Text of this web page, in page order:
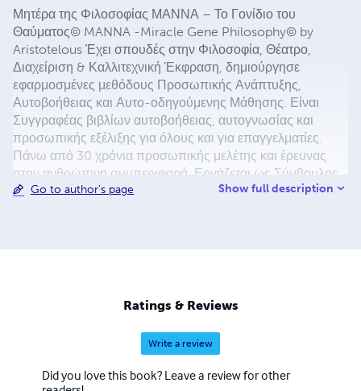
Μητέρα της Φιλοσοφίας ΜΑΝΝΑ – Το Γονίδιο του
Θαύματος© MANNA -Miracle Gene Philosophy© by
Aristotelous Έχει σπουδές στην Φιλοσοφία, Θέατρο,
Διαχείριση & Καλλιτεχνική Έκφραση, δημιούργησε
εφαρμοσμένες μεθόδους Προσωπικής Ανάπτυξης,
Αυτοβοήθειας και Αυτο-οδηγούμενης Μάθησης. Είναι
Συγγραφέας βιβλίων αυτοβοήθειας, αυτογνωσίας και
προσωπικής εξέλιξης για όλους και για επαγγελματίες.
Πάνω από 30 χρόνια προσωπικής μελέτης και έρευνας
στην ανθρώπινη συμπεριφορά. Εργάζεται ως Σύμβουλος
Φιλοσοφίας από 25000 ώρες με εκπαιδευόμενους,
Ομορφιά” “Τι Θα Πει ο Κόσμος;!” (κυκλοφορεί και σε μορφή
βιβλίου αυτοβοήθειας) “Ημερολόγιο Σκέψης &
Υλοποίησης” (κυκλοφορεί και σε μορφή βιβλίου
αυτοβοήθειας) “Νέα Αρχή, Νέα Ζωή” “Η Ψυχή του
Καλλιτέχνη” “Psyhostasis” “Δημιουργική Υποστήριξη” “Γίνε
ο Προπονητής του Εαυτού σου” (με τον ίδιο τίτλο,
Go to author's page Show full description
Ratings & Reviews
Write a review
Did you love this book? Leave a review for other